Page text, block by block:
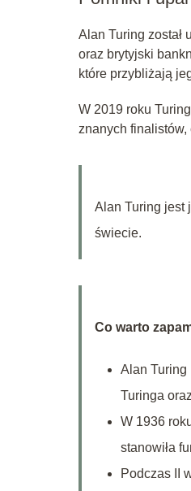
Alan Turing został
oraz brytyjski
które przybliżają
W 2019 roku
znanych finalistów,
Alan Turing jest
świecie.
Co warto
Alan Turing
Turinga
W 1936
stanowiła
Podczas II